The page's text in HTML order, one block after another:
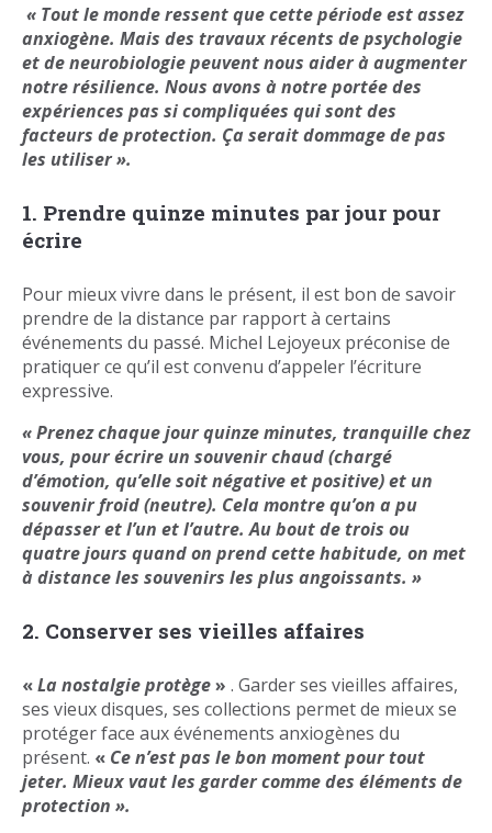
« Tout le monde ressent que cette période est assez
anxiogène. Mais des travaux récents de psychologie
et de neurobiologie peuvent nous aider à augmenter
notre résilience. Nous avons à notre portée des
expériences pas si compliquées qui sont des
facteurs de protection. Ça serait dommage de pas
les utiliser ».
1. Prendre quinze minutes par jour pour
écrire
Pour mieux vivre dans le présent, il est bon de savoir
prendre de la distance par rapport à certains
événements du passé. Michel Lejoyeux préconise de
pratiquer ce qu’il est convenu d’appeler l’écriture
expressive.
« Prenez chaque jour quinze minutes, tranquille chez
vous, pour écrire un souvenir chaud (chargé
d’émotion, qu’elle soit négative et positive) et un
souvenir froid (neutre). Cela montre qu’on a pu
dépasser et l’un et l’autre. Au bout de trois ou
quatre jours quand on prend cette habitude, on met
à distance les souvenirs les plus angoissants. »
2. Conserver ses vieilles affaires
«La nostalgie protège» . Garder ses vieilles affaires,
ses vieux disques, ses collections permet de mieux se
protéger face aux événements anxiogènes du
présent. « Ce n’est pas le bon moment pour tout
jeter. Mieux vaut les garder comme des éléments de
protection ».